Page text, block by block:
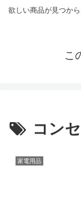
欲しい商品が見つか
こ
コン
家電用品